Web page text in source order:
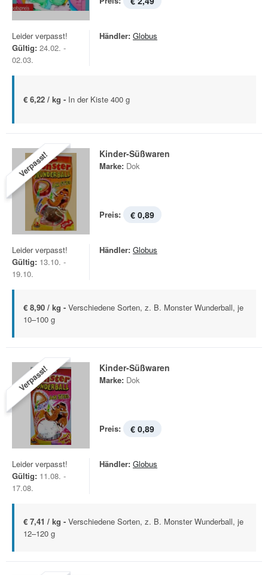
Leider verpasst!
Gültig: 24.02. -
02.03.
Händler: Globus
€ 6,22 / kg - In der Kiste 400 g
Verpasst! Kinder-Süßwaren
Marke: Dok
Preis: € 0,89
Leider verpasst!
Gültig: 13.10. -
19.10.
Händler: Globus
€ 8,90 / kg - Verschiedene Sorten, z. B. Monster Wunderball, je
10–100 g
Verpasst! Kinder-Süßwaren
Marke: Dok
Preis: € 0,89
Leider verpasst!
Gültig: 11.08. -
17.08.
Händler: Globus
€ 7,41 / kg - Verschiedene Sorten, z. B. Monster Wunderball, je
12–120 g